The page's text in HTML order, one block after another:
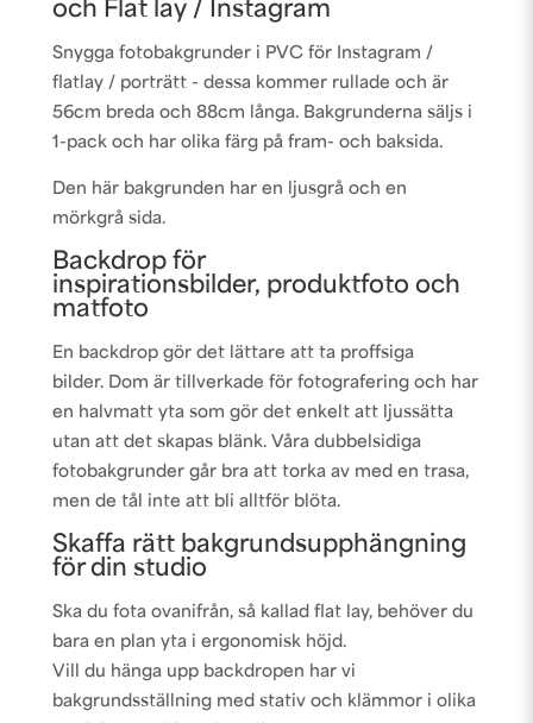
och Flat lay / Instagram
Snygga fotobakgrunder i PVC för Instagram /
flatlay / porträtt - dessa kommer rullade och är
56cm breda och 88cm långa. Bakgrunderna säljs i
1-pack och har olika färg på fram- och baksida.
Den här bakgrunden har en ljusgrå och en
mörkgrå sida.
Backdrop för
inspirationsbilder, produktfoto och
matfoto
En backdrop gör det lättare att ta proffsiga
bilder. Dom är tillverkade för fotografering och har
en halvmatt yta som gör det enkelt att ljussätta
utan att det skapas blänk. Våra dubbelsidiga
fotobakgrunder går bra att torka av med en trasa,
men de tål inte att bli alltför blöta.
Skaffa rätt bakgrundsupphängning
för din studio
Ska du fota ovanifrån, så kallad flat lay, behöver du
bara en plan yta i ergonomisk höjd.
Vill du hänga upp backdropen har vi
bakgrundsställning med stativ och klämmor i olika